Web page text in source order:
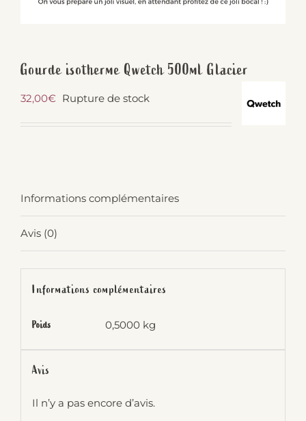
Gourde isotherme Qwetch 500ml Glacier
32,00€ Rupture de stock
Informations complémentaires
Avis (0)
Informations complémentaires
Poids 0,5000 kg
Avis
Il n’y a pas encore d’avis.